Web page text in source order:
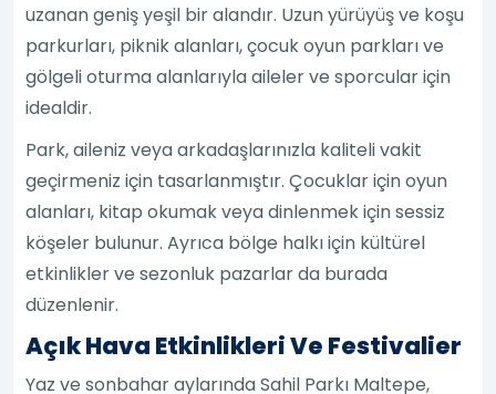
uzanan geniş yeşil bir alandır. Uzun yürüyüş ve koşu
parkurları, piknik alanları, çocuk oyun parkları ve
gölgeli oturma alanlarıyla aileler ve sporcular için
idealdir.
Park, aileniz veya arkadaşlarınızla kaliteli vakit
geçirmeniz için tasarlanmıştır. Çocuklar için oyun
alanları, kitap okumak veya dinlenmek için sessiz
köşeler bulunur. Ayrıca bölge halkı için kültürel
etkinlikler ve sezonluk pazarlar da burada
düzenlenir.
Açık Hava Etkinlikleri Ve Festivalier
Yaz ve sonbahar aylarında Sahil Parkı Maltepe,